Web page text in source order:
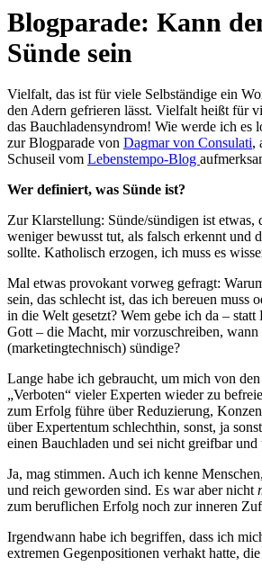
Blogparade: Kann
Sünde sein
Vielfalt, das ist für viele Selbständige ein
den Adern gefrieren lässt. Vielfalt heißt für
das Bauchladensyndrom! Wie werde ich es
zur Blogparade von Dagmar von Consulati,
Schuseil vom Lebenstempo-Blog
Wer definiert, was Sünde ist?
Zur Klarstellung: Sünde/sündigen ist etwas,
weniger bewusst tut, als falsch erkennt und
sollte. Katholisch erzogen, ich muss es
Mal etwas provokant vorweg gefragt:
sein, das schlecht ist, das ich bereuen muss
in die Welt gesetzt? Wem gebe ich da –
Gott – die Macht, mir vorzuschreiben, wann
(marketingtechnisch) sündige?
Lange habe ich gebraucht, um mich von
„Verboten“ vieler Experten wieder zu
zum Erfolg führe über Reduzierung,
über Expertentum schlechthin, sonst, ja
einen Bauchladen und sei nicht greifbar und
Ja, mag stimmen. Auch ich kenne
und reich geworden sind. Es war aber nicht
zum beruflichen Erfolg noch zur inneren
Irgendwann habe ich begriffen, dass ich
extremen Gegenpositionen verhakt hatte,